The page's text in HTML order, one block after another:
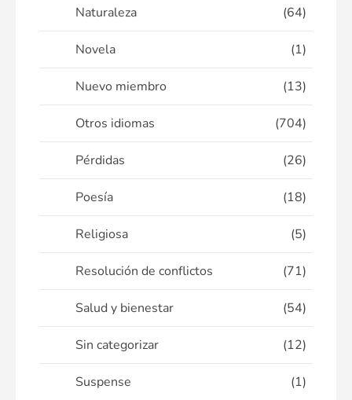
Naturaleza (64)
Novela (1)
Nuevo miembro (13)
Otros idiomas (704)
Pérdidas (26)
Poesía (18)
Religiosa (5)
Resolución de conflictos (71)
Salud y bienestar (54)
Sin categorizar (12)
Suspense (1)